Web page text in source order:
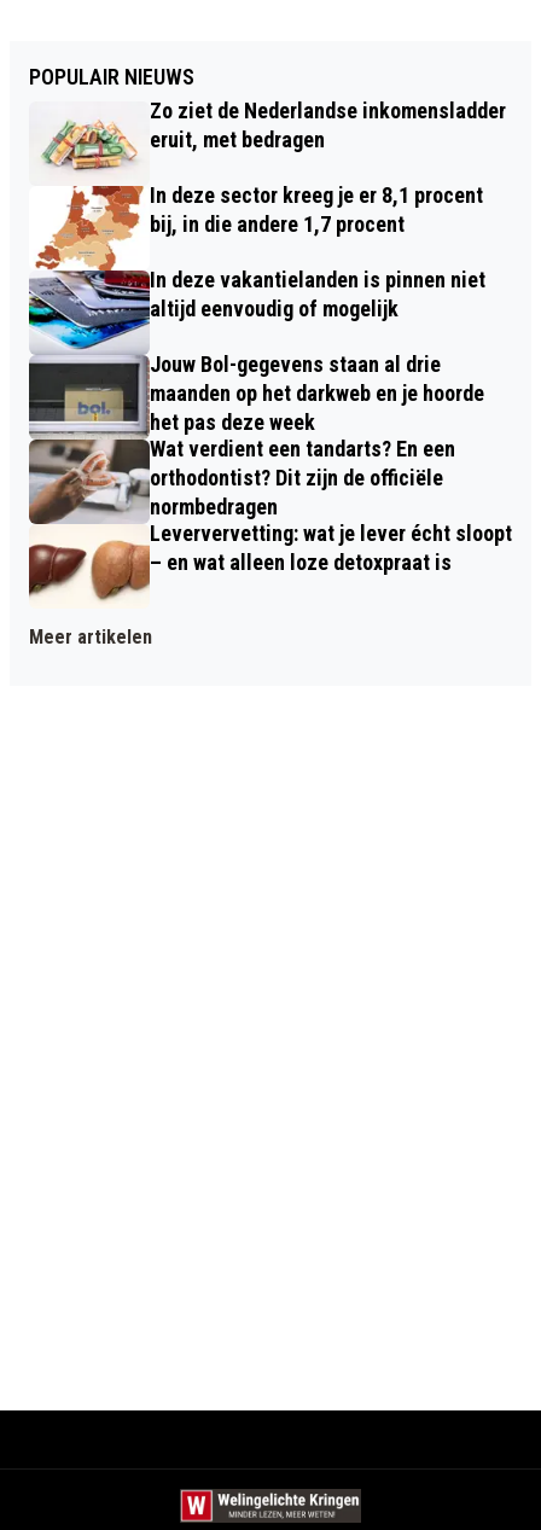
POPULAIR NIEUWS
Zo ziet de Nederlandse inkomensladder
eruit, met bedragen
In deze sector kreeg je er 8,1 procent
bij, in die andere 1,7 procent
In deze vakantielanden is pinnen niet
altijd eenvoudig of mogelijk
Jouw Bol-gegevens staan al drie
maanden op het darkweb en je hoorde
het pas deze week
Wat verdient een tandarts? En een
orthodontist? Dit zijn de officiële
normbedragen
Leververvetting: wat je lever écht sloopt
– en wat alleen loze detoxpraat is
Meer artikelen